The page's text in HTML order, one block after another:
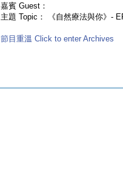
嘉賓 Guest：
主題 Topic： 《自然療法與你》-
節目重溫 Click to enter Archives